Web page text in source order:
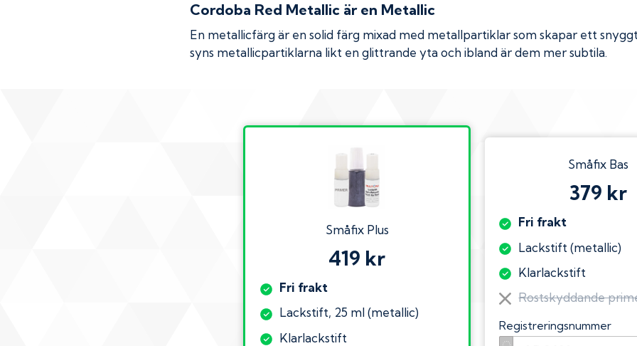
Cordoba Red Metallic är en Metallic
En metallicfärg är en solid färg mixad med metallpartiklar som skapar ett
syns metallicpartiklarna likt en glittrande yta och ibland är dem mer subtila.
Småfix Plus
419 kr
Fri frakt
Lackstift, 25 ml (metallic)
Klarlackstift
Småfix Bas
379 kr
Fri frakt
Lackstift (metallic)
Klarlackstift
Rostskyddande
Registreringsnummer